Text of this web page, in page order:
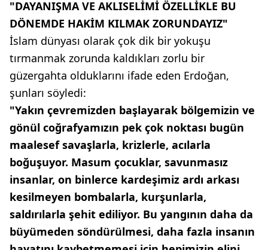
"DAYANIŞMA VE AKLISELİMİ ÖZELLİKLE BU
DÖNEMDE HAKİM KILMAK ZORUNDAYIZ"
İslam dünyası olarak çok dik bir yokuşu
tırmanmak zorunda kaldıkları zorlu bir
güzergahta olduklarını ifade eden Erdoğan,
şunları söyledi:
"Yakın çevremizden başlayarak bölgemizin ve
gönül coğrafyamızın pek çok noktası bugün
maalesef savaşlarla, krizlerle, acılarla
boğuşuyor. Masum çocuklar, savunmasız
insanlar, on binlerce kardeşimiz ardı arkası
kesilmeyen bombalarla, kurşunlarla,
saldırılarla şehit ediliyor. Bu yangının daha da
büyümeden söndürülmesi, daha fazla insanın